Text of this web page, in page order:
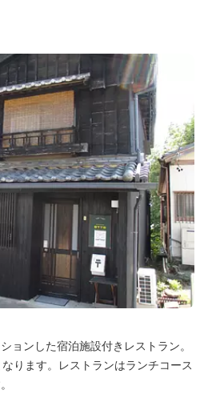
ます。 お伊勢さんとつながってい
す。 館内には2つの大浴場と趣の異
ョンした宿泊施設付きレストラン。
ります。レストランはランチコース